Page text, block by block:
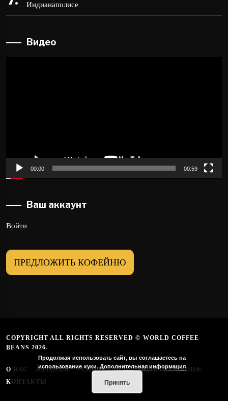
Индианаполисе
Видео
00:00 00:59
Ваш аккаунт
Войти
ПРЕДЛОЖИТЬ КОФЕЙНЮ
COPYRIGHT ALL RIGHTS RESERVED © WORLD COFFEE
BEANS 2026.
О НАС АВТОРАМ УСЛОВИЯ ИСП.
ПОЛИТИКА КОНФ.
КОНТАКТЫ
Продолжая использовать сайт, вы соглашаетесь на
использование куки.Дополнительная информация
Принять